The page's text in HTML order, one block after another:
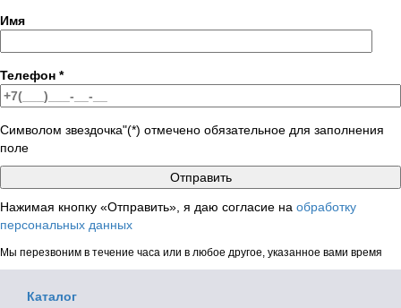
Имя
Телефон *
Символом звездочка"(*) отмечено обязательное для заполнения
поле
Нажимая кнопку «Отправить», я даю согласие на обработку
персональных данных
Мы перезвоним в течение часа или в любое другое, указанное вами время
Каталог